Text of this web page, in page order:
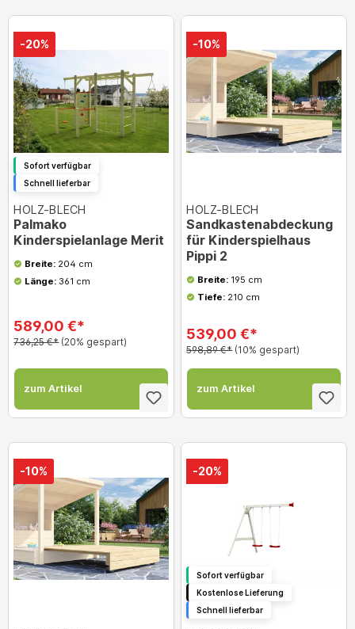
-20%
Sofort verfügbar
Schnell lieferbar
HOLZ-BLECH
Palmako
Kinderspielanlage Merit
Breite:204 cm
Länge:361 cm
589,00 €*
736,25 €* (20% gespart)
zum Artikel
-10%
HOLZ-BLECH
Sandkastenabdeckung
für Kinderspielhaus
Pippi 2
Breite:195 cm
Tiefe:210 cm
539,00 €*
598,89 €* (10% gespart)
zum Artikel
-10% -20%
Sofort verfügbar
Kostenlose Lieferung
Schnell lieferbar